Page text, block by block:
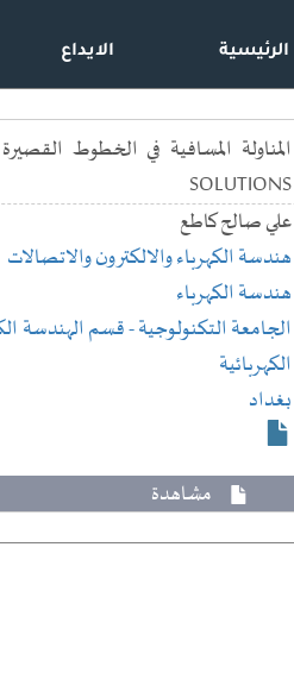
الرئيسية الايداع
SOLUTIONS
علي صالح كاطع
هندسة الكهرباء والالكترون والاتصالات
هندسة الكهرباء
الجامعة التكنولوجية- قسم الهندسة
الكهربائية
بغداد
مشاهدة